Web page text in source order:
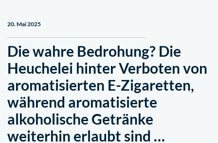
20. Mai 2025
Die wahre Bedrohung? Die
Heuchelei hinter Verboten von
aromatisierten E-Zigaretten,
während aromatisierte
alkoholische Getränke
weiterhin erlaubt sind …